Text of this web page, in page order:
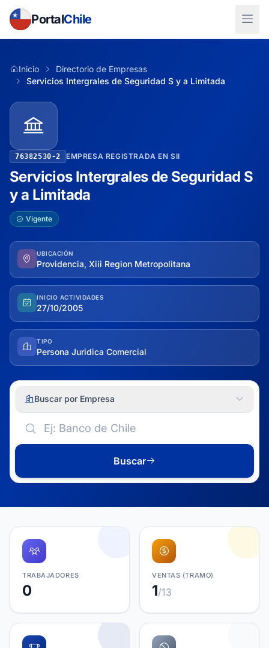
PortalChile
Inicio
Directorio de Empresas
Servicios Intergrales de Seguridad S y a Limitada
76382530-2 EMPRESA REGISTRADA EN SII
Servicios Intergrales de Seguridad S
y a Limitada
Vigente
UBICACIÓN
Providencia, Xiii Region Metropolitana
INICIO ACTIVIDADES
27/10/2005
TIPO
Persona Juridica Comercial
Buscar por Empresa
Buscar
TRABAJADORES
0
VENTAS (TRAMO)
1/13